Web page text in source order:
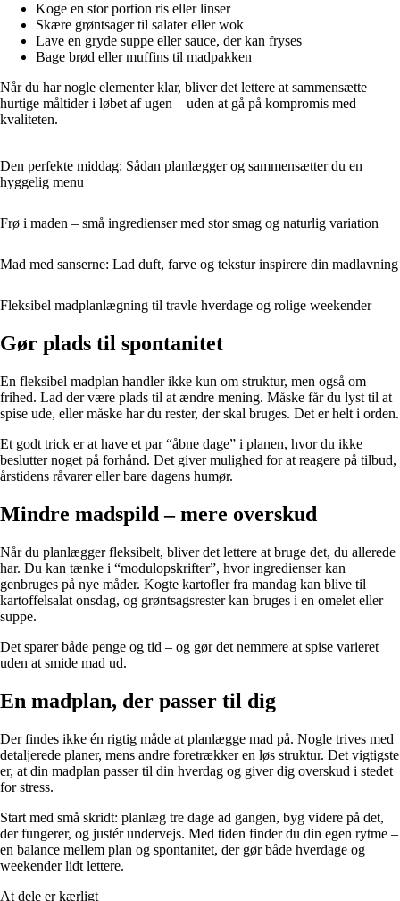
Koge en stor portion ris eller linser
Skære grøntsager til salater eller wok
Lave en gryde suppe eller sauce, der kan fryses
Bage brød eller muffins til madpakken
Når du har nogle elementer klar, bliver det lettere at sammensætte
hurtige måltider i løbet af ugen – uden at gå på kompromis med
kvaliteten.
Den perfekte middag: Sådan planlægger og sammensætter du en
hyggelig menu
Frø i maden – små ingredienser med stor smag og naturlig variation
Mad med sanserne: Lad duft, farve og tekstur inspirere din madlavning
Fleksibel madplanlægning til travle hverdage og rolige weekender
Gør plads til spontanitet
En fleksibel madplan handler ikke kun om struktur, men også om
frihed. Lad der være plads til at ændre mening. Måske får du lyst til at
spise ude, eller måske har du rester, der skal bruges. Det er helt i orden.
Et godt trick er at have et par “åbne dage” i planen, hvor du ikke
beslutter noget på forhånd. Det giver mulighed for at reagere på tilbud,
årstidens råvarer eller bare dagens humør.
Mindre madspild – mere overskud
Når du planlægger fleksibelt, bliver det lettere at bruge det, du allerede
har. Du kan tænke i “modulopskrifter”, hvor ingredienser kan
genbruges på nye måder. Kogte kartofler fra mandag kan blive til
kartoffelsalat onsdag, og grøntsagsrester kan bruges i en omelet eller
suppe.
Det sparer både penge og tid – og gør det nemmere at spise varieret
uden at smide mad ud.
En madplan, der passer til dig
Der findes ikke én rigtig måde at planlægge mad på. Nogle trives med
detaljerede planer, mens andre foretrækker en løs struktur. Det vigtigste
er, at din madplan passer til din hverdag og giver dig overskud i stedet
for stress.
Start med små skridt: planlæg tre dage ad gangen, byg videre på det,
der fungerer, og justér undervejs. Med tiden finder du din egen rytme –
en balance mellem plan og spontanitet, der gør både hverdage og
weekender lidt lettere.
At dele er kærligt